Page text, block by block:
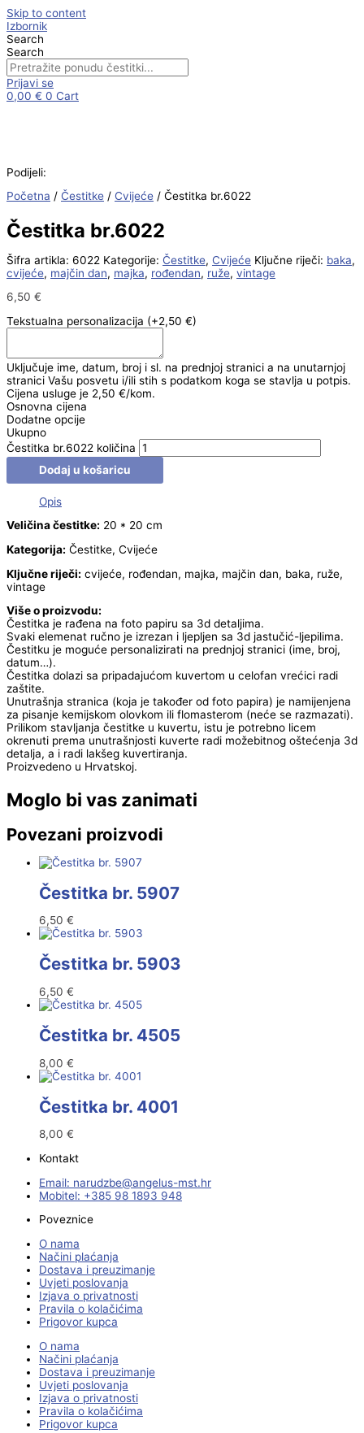
Skip to content
Izbornik
Search
Search
Prijavi se
0,00 € 0 Cart
Podijeli:
Početna / Čestitke / Cvijeće / Čestitka br.6022
Čestitka br.6022
Šifra artikla: 6022 Kategorije: Čestitke, Cvijeće Ključne riječi: baka,
cvijeće, majčin dan, majka, rođendan, ruže, vintage
6,50 €
Tekstualna personalizacija (+2,50 €)
Uključuje ime, datum, broj i sl. na prednjoj stranici a na unutarnjoj
stranici Vašu posvetu i/ili stih s podatkom koga se stavlja u potpis.
Cijena usluge je 2,50 €/kom.
Osnovna cijena
Dodatne opcije
Ukupno
Čestitka br.6022 količina
Dodaj u košaricu
Opis
Veličina čestitke: 20 * 20 cm
Kategorija: Čestitke, Cvijeće
Ključne riječi: cvijeće, rođendan, majka, majčin dan, baka, ruže,
vintage
Više o proizvodu:
Čestitka je rađena na foto papiru sa 3d detaljima.
Svaki elemenat ručno je izrezan i ljepljen sa 3d jastučić-ljepilima.
Čestitku je moguće personalizirati na prednjoj stranici (ime, broj,
datum…).
Čestitka dolazi sa pripadajućom kuvertom u celofan vrećici radi
zaštite.
Unutrašnja stranica (koja je također od foto papira) je namijenjena
za pisanje kemijskom olovkom ili flomasterom (neće se razmazati).
Prilikom stavljanja čestitke u kuvertu, istu je potrebno licem
okrenuti prema unutrašnjosti kuverte radi možebitnog oštećenja 3d
detalja, a i radi lakšeg kuvertiranja.
Proizvedeno u Hrvatskoj.
Moglo bi vas zanimati
Povezani proizvodi
Čestitka br. 5907
6,50 €
Čestitka br. 5903
6,50 €
Čestitka br. 4505
8,00 €
Čestitka br. 4001
8,00 €
Kontakt
Email:
rh.tsm-sulegna
@ebzduran
Mobitel: +385 98 1893 948
Poveznice
O nama
Načini plaćanja
Dostava i preuzimanje
Uvjeti poslovanja
Izjava o privatnosti
Pravila o kolačićima
Prigovor kupca
O nama
Načini plaćanja
Dostava i preuzimanje
Uvjeti poslovanja
Izjava o privatnosti
Pravila o kolačićima
Prigovor kupca